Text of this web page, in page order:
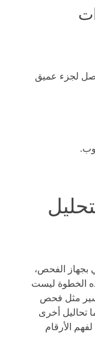
لجزء عميق
بجهاز الفحص،
الخطوة ليست
مثل فحص
تحاليل أخرى
الأرقام